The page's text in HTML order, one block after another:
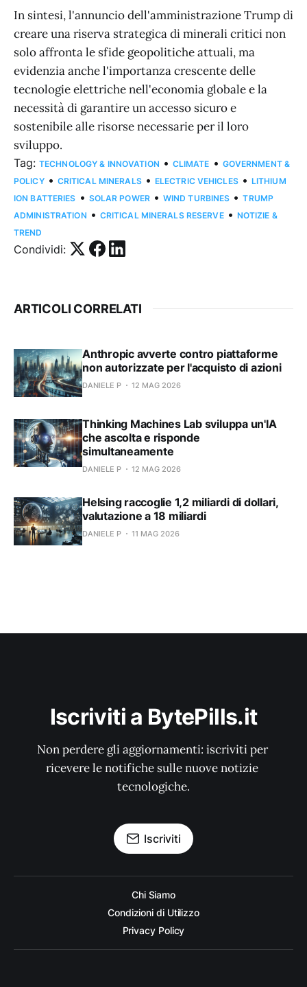
In sintesi, l'annuncio dell'amministrazione Trump di
creare una riserva strategica di minerali critici non
solo affronta le sfide geopolitiche attuali, ma
evidenzia anche l'importanza crescente delle
tecnologie elettriche nell'economia globale e la
necessità di garantire un accesso sicuro e
sostenibile alle risorse necessarie per il loro
sviluppo.
Tag: TECHNOLOGY & INNOVATION • CLIMATE • GOVERNMENT &
POLICY • CRITICAL MINERALS • ELECTRIC VEHICLES • LITHIUM
ION BATTERIES • SOLAR POWER • WIND TURBINES • TRUMP
ADMINISTRATION • CRITICAL MINERALS RESERVE • NOTIZIE &
TREND
Condividi:
ARTICOLI CORRELATI
Anthropic avverte contro piattaforme
non autorizzate per l'acquisto di azioni
DANIELE P 12 MAG 2026
Thinking Machines Lab sviluppa un'IA
che ascolta e risponde
simultaneamente
DANIELE P 12 MAG 2026
Helsing raccoglie 1,2 miliardi di dollari,
valutazione a 18 miliardi
DANIELE P 11 MAG 2026
Iscriviti a BytePills.it
Non perdere gli aggiornamenti: iscriviti per
ricevere le notifiche sulle nuove notizie
tecnologiche.
Iscriviti
Chi Siamo
Condizioni di Utilizzo
Privacy Policy